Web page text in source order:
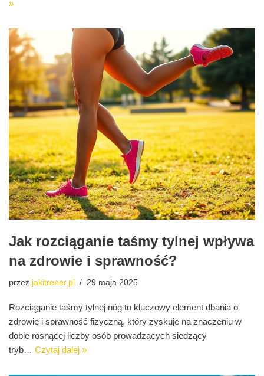
»
Jak rozciąganie taśmy tylnej wpływa
na zdrowie i sprawność?
przez jakitrener.pl 29 maja 2025
Rozciąganie taśmy tylnej nóg to kluczowy element dbania o
zdrowie i sprawność fizyczną, który zyskuje na znaczeniu w
dobie rosnącej liczby osób prowadzących siedzący
tryb… Czytaj dalej »